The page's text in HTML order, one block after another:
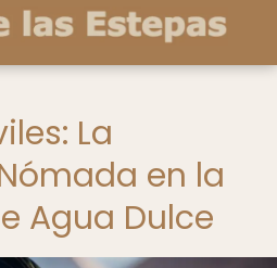
La
en la
Agua Dulce